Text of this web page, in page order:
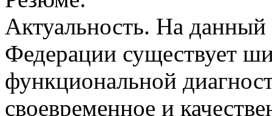
Актуальность. На
Федерации существует
функциональной
своевременное и